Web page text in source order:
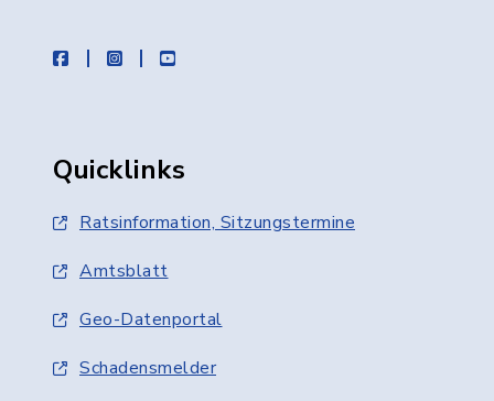
facebookinstagramyoutube
Quicklinks
Ratsinformation, Sitzungstermine
Amtsblatt
Geo-Datenportal
Schadensmelder